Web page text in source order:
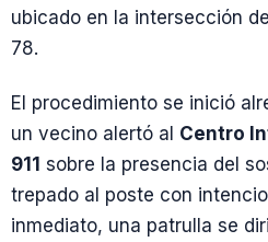
ubicado en la intersección
78.
El procedimiento se inició
un vecino alertó al Centro
911 sobre la presencia del
trepado al poste con
inmediato, una patrulla se